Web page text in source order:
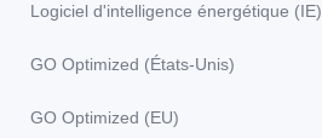
Logiciel d'intelligence énergétique (IE)
GO Optimized (États-Unis)
GO Optimized (EU)